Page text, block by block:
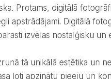
Protams, digitālā
apstrādājami. Digitālā
izvēlas nostalģisku un
ļoti apzinātu pieeju un